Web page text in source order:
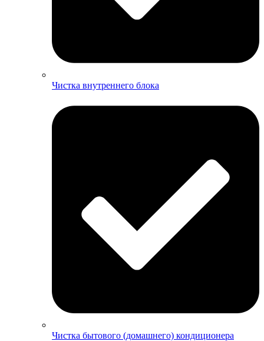
Чистка внутреннего блока
Чистка бытового (домашнего) кондиционера